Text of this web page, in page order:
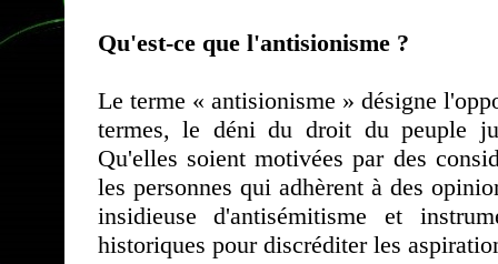
Qu'est-ce que l'antisionisme ?
Le terme « antisionisme » désigne
termes, le déni du droit du peuple
Qu'elles soient motivées par des
les personnes qui adhèrent à des
insidieuse d'antisémitisme et
historiques pour discréditer les